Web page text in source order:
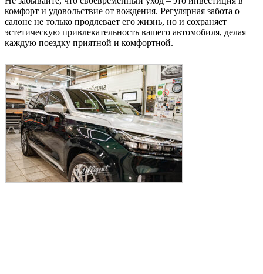
комфорт и удовольствие от вождения. Регулярная забота о
салоне не только продлевает его жизнь, но и сохраняет
эстетическую привлекательность вашего автомобиля, делая
каждую поездку приятной и комфортной.